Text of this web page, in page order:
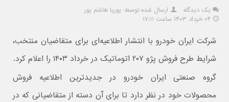
یک دیدگاه
ارسال شده توسط: پوریا هاشم پور
۰۴ خرداد ۱۴۰۳ ساعت ۱۷:۱۱
شرکت ایران خودرو با انتشار اطلاعیه‌ای برای متقاضیان منتخب،
شرایط طرح فروش پژو ۲۰۷ اتوماتیک در خرداد ۱۴۰۳ را اعلام کرد.
گروه صنعتی ایران خودرو در جدیدترین اطلاعیه فروش
محصولات خود در نظر دارد تا برای آن دسته از متقاضیانی که در